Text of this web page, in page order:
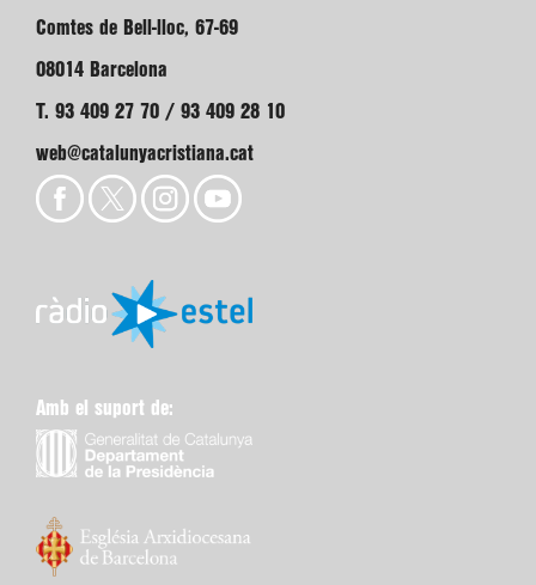
Comtes de Bell-lloc, 67-69
08014 Barcelona
T. 93 409 27 70 / 93 409 28 10
web@catalunyacristiana.cat
Amb el suport de: